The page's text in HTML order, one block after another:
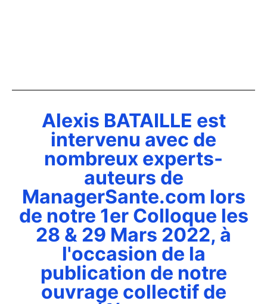
Alexis BATAILLE est
intervenu avec de
nombreux experts-
auteurs de
ManagerSante.com lors
de notre 1er Colloque les
28 & 29 Mars 2022, à
l'occasion de la
publication de notre
ouvrage collectif de